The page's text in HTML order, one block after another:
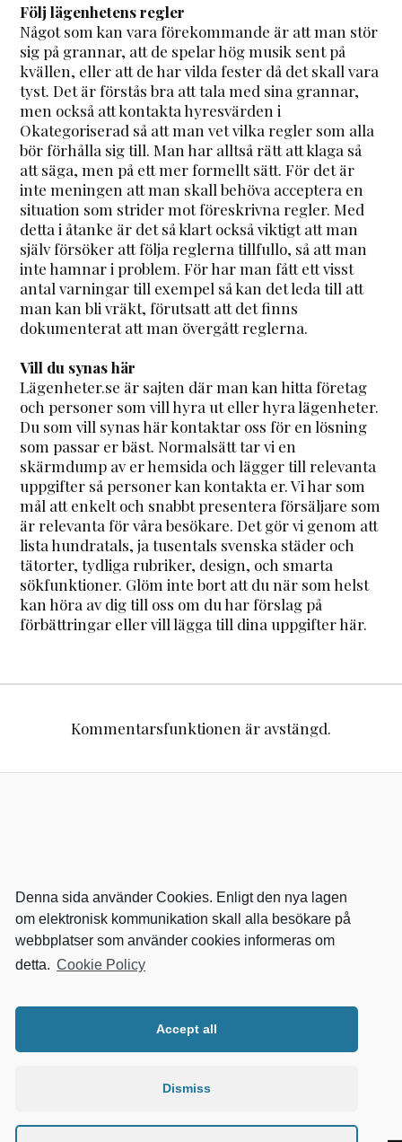
Följ lägenhetens regler
Något som kan vara förekommande är att man stör
sig på grannar, att de spelar hög musik sent på
kvällen, eller att de har vilda fester då det skall vara
tyst. Det är förstås bra att tala med sina grannar,
men också att kontakta hyresvärden i
Okategoriserad så att man vet vilka regler som alla
bör förhålla sig till. Man har alltså rätt att klaga så
att säga, men på ett mer formellt sätt. För det är
inte meningen att man skall behöva acceptera en
situation som strider mot föreskrivna regler. Med
detta i åtanke är det så klart också viktigt att man
själv försöker att följa reglerna tillfullo, så att man
inte hamnar i problem. För har man fått ett visst
antal varningar till exempel så kan det leda till att
man kan bli vräkt, förutsatt att det finns
dokumenterat att man övergått reglerna.
Vill du synas här
Lägenheter.se är sajten där man kan hitta företag
och personer som vill hyra ut eller hyra lägenheter.
Du som vill synas här kontaktar oss för en lösning
som passar er bäst. Normalsätt tar vi en
skärmdump av er hemsida och lägger till relevanta
uppgifter så personer kan kontakta er. Vi har som
mål att enkelt och snabbt presentera försäljare som
är relevanta för våra besökare. Det gör vi genom att
lista hundratals, ja tusentals svenska städer och
tätorter, tydliga rubriker, design, och smarta
sökfunktioner. Glöm inte bort att du när som helst
kan höra av dig till oss om du har förslag på
förbättringar eller vill lägga till dina uppgifter här.
Kommentarsfunktionen är avstängd.
Denna sida använder Cookies. Enligt den nya lagen
om elektronisk kommunikation skall alla besökare på
webbplatser som använder cookies informeras om
detta. Cookie Policy
Accept all
Dismiss